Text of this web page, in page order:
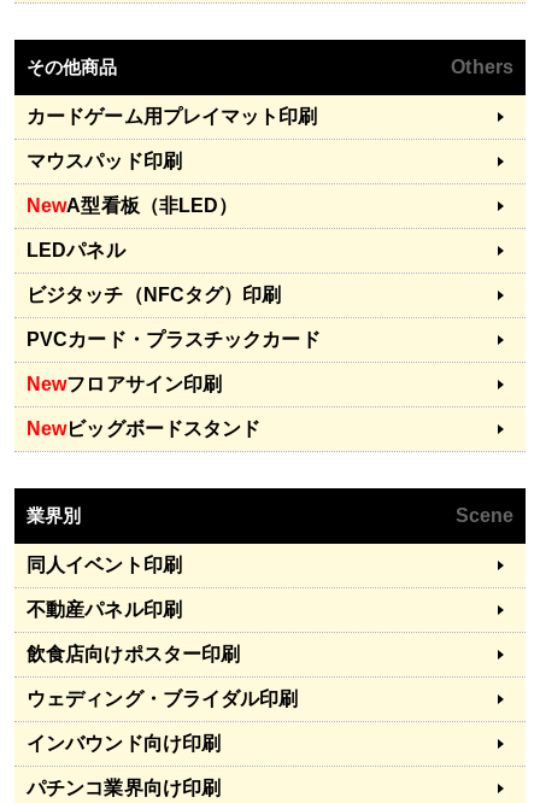
その他商品 Others
カードゲーム用プレイマット印刷
マウスパッド印刷
NewA型看板（非LED）
LEDパネル
ビジタッチ（NFCタグ）印刷
PVCカード・プラスチックカード
Newフロアサイン印刷
Newビッグボードスタンド
業界別 Scene
同人イベント印刷
不動産パネル印刷
飲食店向けポスター印刷
ウェディング・ブライダル印刷
インバウンド向け印刷
パチンコ業界向け印刷